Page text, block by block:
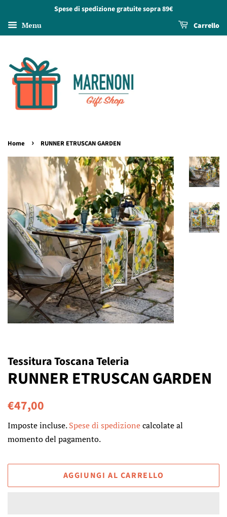
Spese di spedizione gratuite sopra 89€
Menu Carrello
Home › RUNNER ETRUSCAN GARDEN
Tessitura Toscana Teleria
RUNNER ETRUSCAN GARDEN
Prezzo
listino
€47,00
Imposte incluse.Spese di spedizionecalcolate al
momento del pagamento.
AGGIUNGI AL CARRELLO